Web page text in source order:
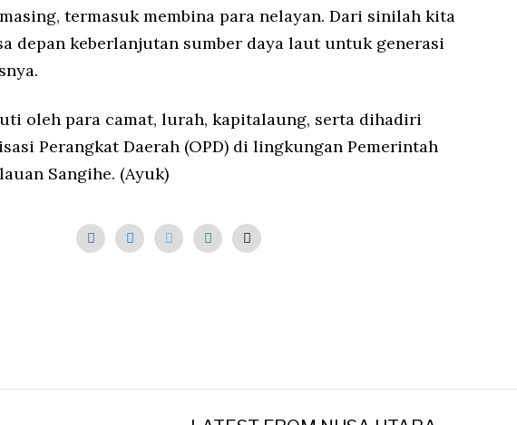
termasuk membina para nelayan. Dari sinilah kita
depan keberlanjutan sumber daya laut untuk generasi
oleh para camat, lurah, kapitalaung, serta dihadiri
Perangkat Daerah (OPD) di lingkungan Pemerintah
Sangihe. (Ayuk)